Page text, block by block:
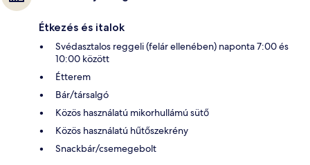
Étkezés és italok
Svédasztalos reggeli (felár ellenében) naponta 7:00 és
10:00 között
Étterem
Bár/társalgó
Közös használatú mikorhullámú sütő
Közös használatú hűtőszekrény
Snackbár/csemegebolt